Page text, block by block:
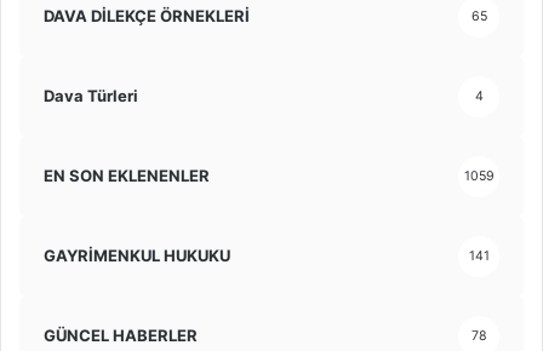
DAVA DİLEKÇE ÖRNEKLERİ 65
Dava Türleri 4
EN SON EKLENENLER 1059
GAYRİMENKUL HUKUKU 141
GÜNCEL HABERLER 78